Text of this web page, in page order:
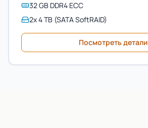
32 GB DDR4 ECC
2x 4 TB (SATA SoftRAID)
Посмотреть детали